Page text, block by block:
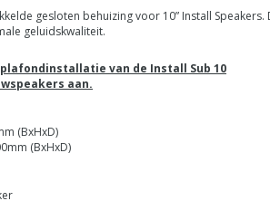
gesloten behuizing voor 10” Install Speakers.
geluidskwaliteit.
van de Install Sub 10
aan.
(BxHxD)
(BxHxD)